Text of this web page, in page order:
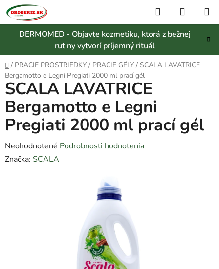
Prejsť
na
obsah
DERMOMED - Objavte kozmetiku, ktorá z bežnej
rutiny vytvorí príjemný rituál
Hľadať
KOŠÍK
Domov
/ PRACIE PROSTRIEDKY / PRACIE GÉLY / SCALA LAVATRICE
Bergamotto e Legni Pregiati 2000 ml prací gél
SCALA LAVATRICE
Bergamotto e Legni
Pregiati 2000 ml prací gél
Priemerné
hodnotenie
Neohodnotené Podrobnosti hodnotenia
Značka: SCALA